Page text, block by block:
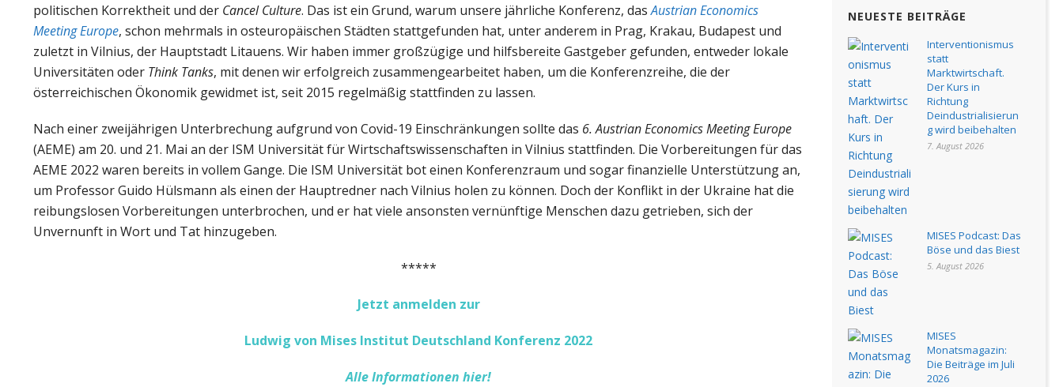
politischen Korrektheit und der Cancel Culture. Das ist ein Grund, warum unsere jährliche Konferenz, dasAustrian Economics
Meeting Europe, schon mehrmals in osteuropäischen Städten stattgefunden hat, unter anderem in Prag, Krakau, Budapest und
zuletzt in Vilnius, der Hauptstadt Litauens. Wir haben immer großzügige und hilfsbereite Gastgeber gefunden, entweder lokale
Universitäten oder Think Tanks, mit denen wir erfolgreich zusammengearbeitet haben, um die Konferenzreihe, die der
österreichischen Ökonomik gewidmet ist, seit 2015 regelmäßig stattfinden zu lassen.
Nach einer zweijährigen Unterbrechung aufgrund von Covid-19 Einschränkungen sollte das 6. Austrian Economics Meeting Europe
(AEME) am 20. und 21. Mai an der ISM Universität für Wirtschaftswissenschaften in Vilnius stattfinden. Die Vorbereitungen für das
AEME 2022 waren bereits in vollem Gange. Die ISM Universität bot einen Konferenzraum und sogar finanzielle Unterstützung an,
um Professor Guido Hülsmann als einen der Hauptredner nach Vilnius holen zu können. Doch der Konflikt in der Ukraine hat die
reibungslosen Vorbereitungen unterbrochen, und er hat viele ansonsten vernünftige Menschen dazu getrieben, sich der
Unvernunft in Wort und Tat hinzugeben.
*****
Jetzt anmelden zur
Ludwig von Mises Institut Deutschland Konferenz 2022
Alle Informationen hier!
NEUESTE BEITRÄGE
Interventionismus
statt
Marktwirtschaft.
Der Kurs in
Richtung
Deindustrialisierun
g wird beibehalten
7. August 2026
MISES Podcast: Das
Böse und das Biest
5. August 2026
MISES
Monatsmagazin:
Die Beiträge im Juli
2026